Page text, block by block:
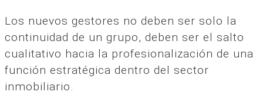
Los nuevos gestores no deben ser solo la
continuidad de un grupo, deben ser el salto
cualitativo hacia la profesionalización de una
función estratégica dentro del sector
inmobiliario.